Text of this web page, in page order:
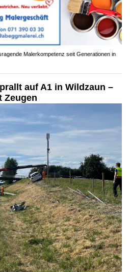
Malerkompetenz seit Generationen in
auf A1 in Wildzaun –
Zeugen